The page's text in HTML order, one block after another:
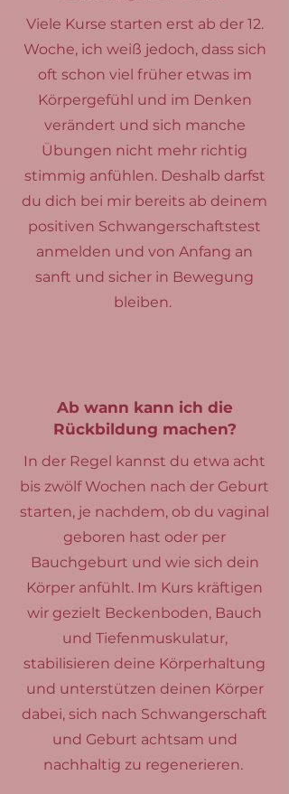
Viele Kurse starten erst ab der 12.
Woche, ich weiß jedoch, dass sich
oft schon viel früher etwas im
Körpergefühl und im Denken
verändert und sich manche
Übungen nicht mehr richtig
stimmig anfühlen. Deshalb darfst
du dich bei mir bereits ab deinem
positiven Schwangerschaftstest
anmelden und von Anfang an
sanft und sicher in Bewegung
bleiben.
Ab wann kann ich die
Rückbildung machen?
In der Regel kannst du etwa acht
bis zwölf Wochen nach der Geburt
starten, je nachdem, ob du vaginal
geboren hast oder per
Bauchgeburt und wie sich dein
Körper anfühlt. Im Kurs kräftigen
wir gezielt Beckenboden, Bauch
und Tiefenmuskulatur,
stabilisieren deine Körperhaltung
und unterstützen deinen Körper
dabei, sich nach Schwangerschaft
und Geburt achtsam und
nachhaltig zu regenerieren.